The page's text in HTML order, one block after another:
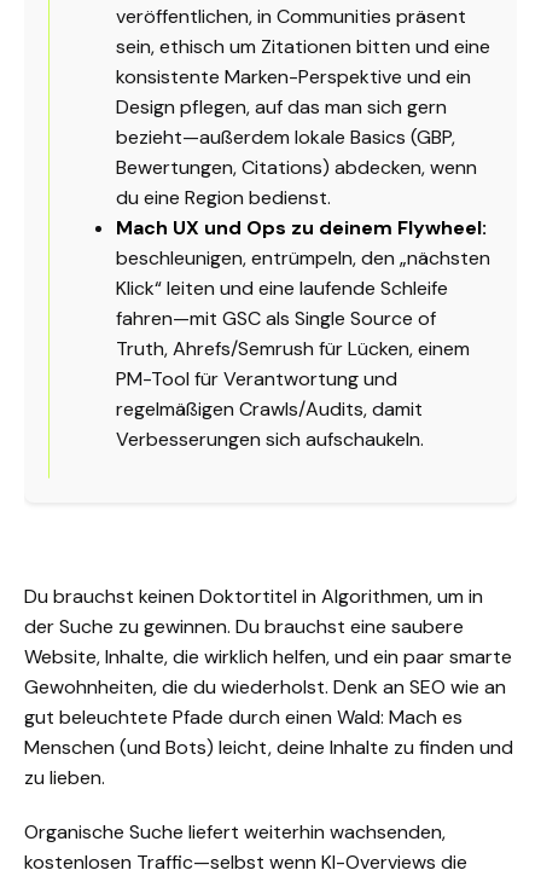
veröffentlichen, in Communities präsent
sein, ethisch um Zitationen bitten und eine
konsistente Marken-Perspektive und ein
Design pflegen, auf das man sich gern
bezieht—außerdem lokale Basics (GBP,
Bewertungen,Citations) abdecken, wenn
du eine Region bedienst.
Mach UX und Ops zu deinem Flywheel:
beschleunigen, entrümpeln, den „nächsten
Klick“ leiten und eine laufende Schleife
fahren—mit GSC als Single Source of
Truth, Ahrefs/Semrush für Lücken, einem
PM-Tool für Verantwortung und
regelmäßigen Crawls/Audits, damit
Verbesserungen sich aufschaukeln.
Du brauchst keinen Doktortitel in Algorithmen, um in
der Suche zu gewinnen. Du brauchst eine saubere
Website, Inhalte, die wirklich helfen, und ein paar smarte
Gewohnheiten, die du wiederholst. Denk an SEO wie an
gut beleuchtete Pfade durch einen Wald: Mach es
Menschen (und Bots) leicht, deine Inhalte zu finden und
zu lieben.
Organische Suche liefert weiterhin wachsenden,
kostenlosen Traffic—selbst wenn KI-Overviews die